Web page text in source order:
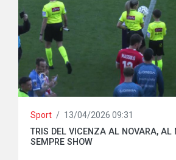
Sport / 13/04/2026 09:31
TRIS DEL VICENZA AL NOVARA, AL
SEMPRE SHOW